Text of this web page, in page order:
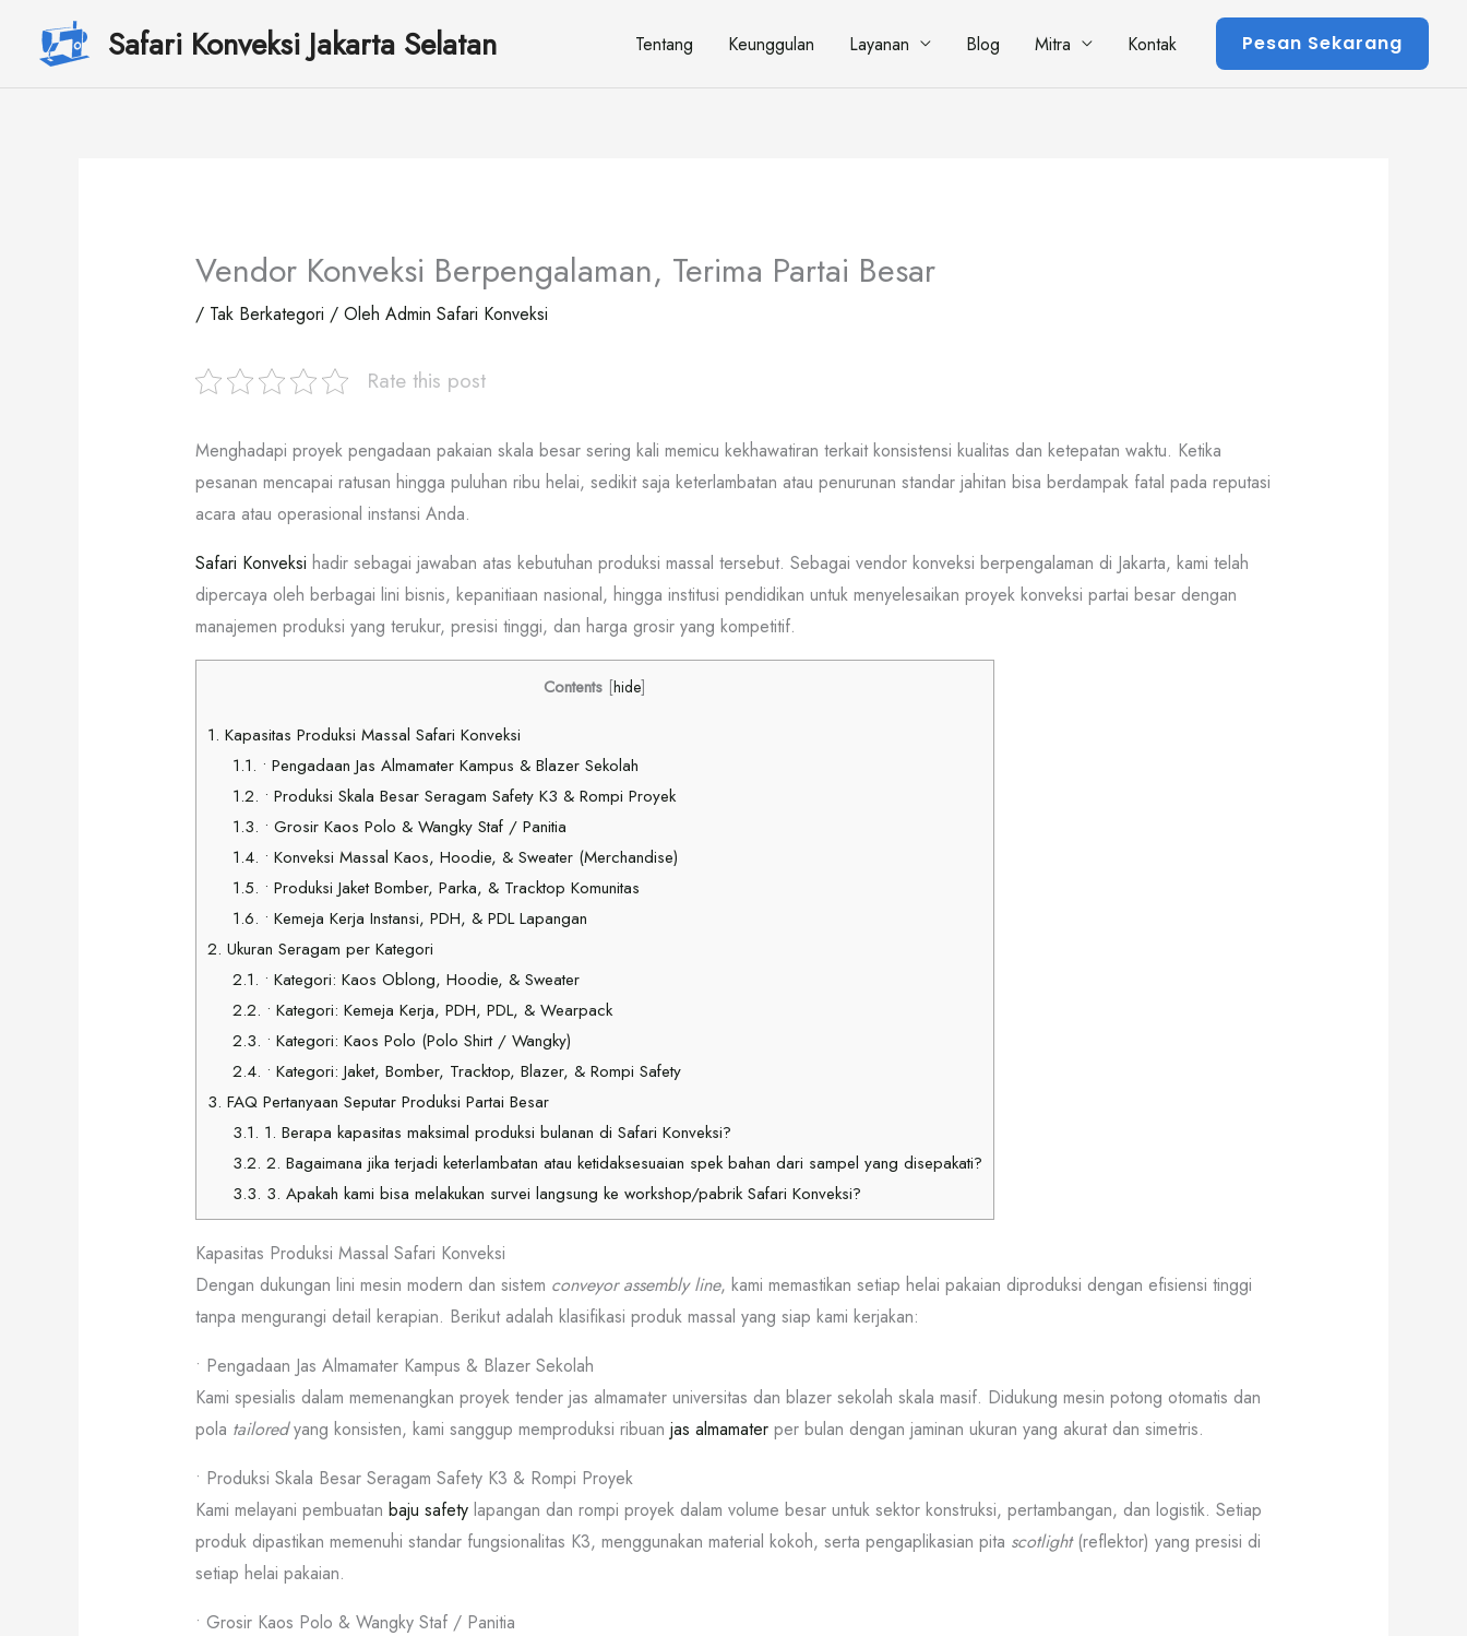
Safari Konveksi Jakarta Selatan Tentang Keunggulan Layanan Blog Mitra Kontak Pesan Sekarang
Vendor Konveksi Berpengalaman, Terima Partai Besar
/ Tak Berkategori / Oleh Admin Safari Konveksi
Rate this post
Menghadapi proyek pengadaan pakaian skala besar sering kali memicu kekhawatiran terkait konsistensi kualitas dan ketepatan waktu. Ketika
pesanan mencapai ratusan hingga puluhan ribu helai, sedikit saja keterlambatan atau penurunan standar jahitan bisa berdampak fatal pada reputasi
acara atau operasional instansi Anda.
Safari Konveksi hadir sebagai jawaban atas kebutuhan produksi massal tersebut. Sebagai vendor konveksi berpengalaman di Jakarta, kami telah
dipercaya oleh berbagai lini bisnis, kepanitiaan nasional, hingga institusi pendidikan untuk menyelesaikan proyek konveksi partai besar dengan
manajemen produksi yang terukur, presisi tinggi, dan harga grosir yang kompetitif.
Contents [hide]
1. Kapasitas Produksi Massal Safari Konveksi
1.1. • Pengadaan Jas Almamater Kampus & Blazer Sekolah
1.2. • Produksi Skala Besar Seragam Safety K3 & Rompi Proyek
1.3. • Grosir Kaos Polo & Wangky Staf / Panitia
1.4. • Konveksi Massal Kaos, Hoodie, & Sweater (Merchandise)
1.5. • Produksi Jaket Bomber, Parka, & Tracktop Komunitas
1.6. • Kemeja Kerja Instansi, PDH, & PDL Lapangan
2. Ukuran Seragam per Kategori
2.1. • Kategori: Kaos Oblong, Hoodie, & Sweater
2.2. • Kategori: Kemeja Kerja, PDH, PDL, & Wearpack
2.3. • Kategori: Kaos Polo (Polo Shirt / Wangky)
2.4. • Kategori: Jaket, Bomber, Tracktop, Blazer, & Rompi Safety
3. FAQ Pertanyaan Seputar Produksi Partai Besar
3.1. 1. Berapa kapasitas maksimal produksi bulanan di Safari Konveksi?
3.2. 2. Bagaimana jika terjadi keterlambatan atau ketidaksesuaian spek bahan dari sampel yang disepakati?
3.3. 3. Apakah kami bisa melakukan survei langsung ke workshop/pabrik Safari Konveksi?
Kapasitas Produksi Massal Safari Konveksi
Dengan dukungan lini mesin modern dan sistem conveyor assembly line, kami memastikan setiap helai pakaian diproduksi dengan efisiensi tinggi
tanpa mengurangi detail kerapian. Berikut adalah klasifikasi produk massal yang siap kami kerjakan:
• Pengadaan Jas Almamater Kampus & Blazer Sekolah
Kami spesialis dalam memenangkan proyek tender jas almamater universitas dan blazer sekolah skala masif. Didukung mesin potong otomatis dan
pola tailoredyang konsisten, kami sanggup memproduksi ribuan jas almamaterper bulan dengan jaminan ukuran yang akurat dan simetris.
• Produksi Skala Besar Seragam Safety K3 & Rompi Proyek
Kami melayani pembuatan baju safetylapangan dan rompi proyek dalam volume besar untuk sektor konstruksi, pertambangan, dan logistik. Setiap
produk dipastikan memenuhi standar fungsionalitas K3, menggunakan material kokoh, serta pengaplikasian pita scotlight(reflektor) yang presisi di
setiap helai pakaian.
• Grosir Kaos Polo & Wangky Staf / Panitia